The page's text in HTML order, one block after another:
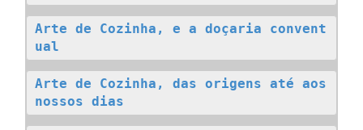
Arte de Cozinha, e a doçaria convent
ual
Arte de Cozinha, das origens até aos
nossos dias